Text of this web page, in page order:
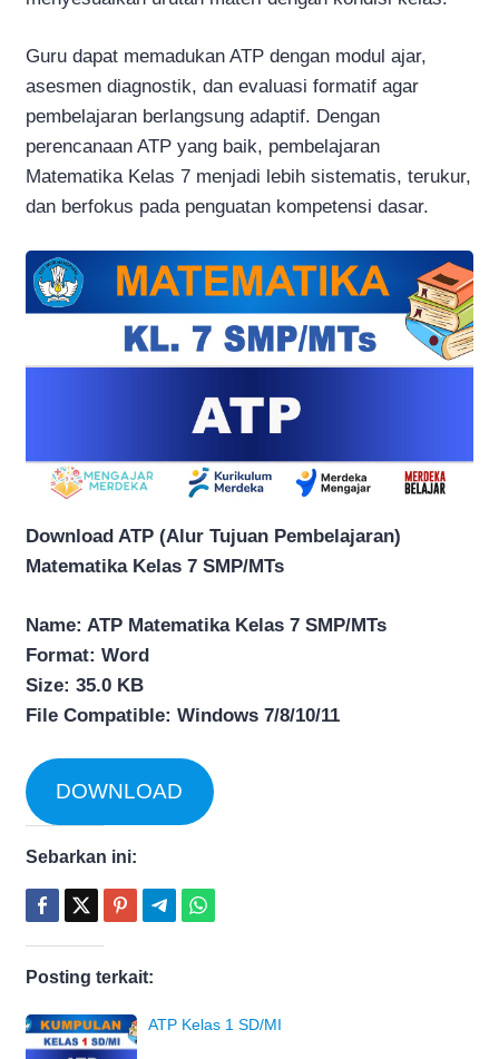
Guru dapat memadukan ATP dengan modul ajar,
asesmen diagnostik, dan evaluasi formatif agar
pembelajaran berlangsung adaptif. Dengan
perencanaan ATP yang baik, pembelajaran
Matematika Kelas 7 menjadi lebih sistematis, terukur,
dan berfokus pada penguatan kompetensi dasar.
Download ATP (Alur Tujuan Pembelajaran)
Matematika Kelas 7 SMP/MTs
Name: ATP Matematika Kelas 7 SMP/MTs
Format: Word
Size: 35.0 KB
File Compatible: Windows 7/8/10/11
DOWNLOAD
Sebarkan ini:
Posting terkait:
ATP Kelas 1 SD/MI